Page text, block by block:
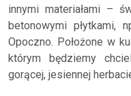
innymi materiałami –
betonowymi płytkami,
Opoczno. Położone w
którym będziemy
gorącej, jesiennej